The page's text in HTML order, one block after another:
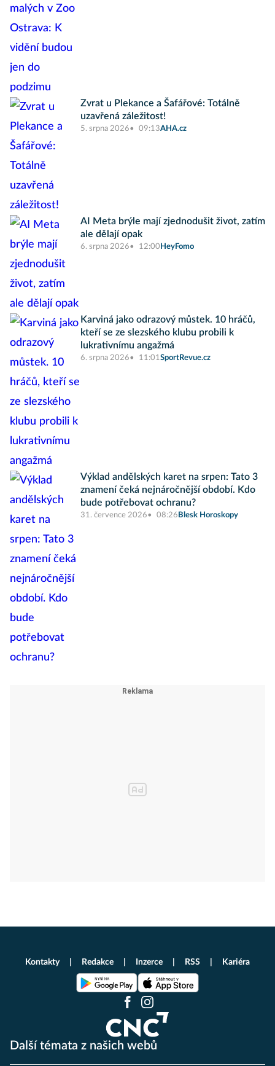
Zvrat u Plekance a Šafářové: Totálně
uzavřená záležitost!
5. srpna 2026 09:13AHA.cz
AI Meta brýle mají zjednodušit život, zatím
ale dělají opak
6. srpna 2026 12:00 HeyFomo
Karviná jako odrazový můstek. 10 hráčů,
kteří se ze slezského klubu probili k
lukrativnímu angažmá
6. srpna 2026 11:01SportRevue.cz
Výklad andělských karet na srpen: Tato 3
znamení čeká nejnáročnější období. Kdo
bude potřebovat ochranu?
31. července 2026 08:26 Blesk Horoskopy
Další témata z našich webů
Kontakty Redakce Inzerce RSS Kariéra